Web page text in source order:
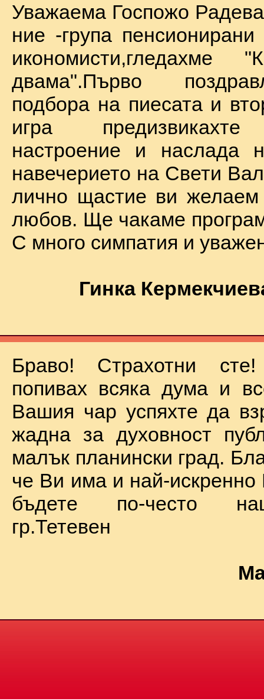
Уважаема Госпожо
ние -група
икономисти,гледахме
двама".Първо
подбора на пиесата и
игра
настроение и наслада
навечерието на Свети
лично щастие ви желаем
любов. Ще чакаме
С много симпатия и
Гинка
Браво! Страхотни
попивах всяка дума и
Вашия чар успяхте да
жадна за духовност
малък планински град.
че Ви има и най-
бъдете по-често
гр.Тетевен